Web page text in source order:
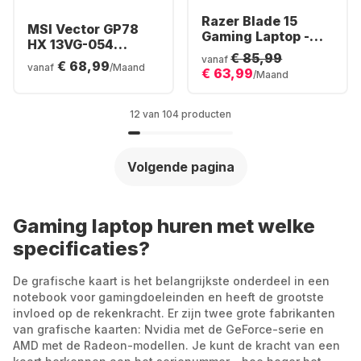
MSI Vector GP78
HX 13VG-054
Gaming Laptop -
Intel® Core™ i7-
vanaf € 68,99/Maand
Razer Blade 15
Gaming Laptop -
Intel® Core™ i9-
12900H - 16GB - 1TB
SSD - NVIDIA®
3070 Ti (8GB)
vanaf € 85,99
€ 63,99/Maand
12 van 104 producten
Volgende pagina
Gaming laptop huren met welke
specificaties?
De grafische kaart is het belangrijkste onderdeel in een
notebook voor gamingdoeleinden en heeft de grootste
invloed op de rekenkracht. Er zijn twee grote fabrikanten
van grafische kaarten: Nvidia met de GeForce-serie en
AMD met de Radeon-modellen. Je kunt de kracht van een